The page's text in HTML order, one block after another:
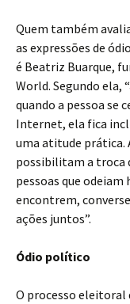
Quem também
as expressões de
é Beatriz Buarque,
World. Segundo ela,
quando a pessoa se
Internet, ela fica
uma atitude prática.
possibilitam a troca
pessoas que
encontrem,
ações juntos”.
Ódio político
O processo